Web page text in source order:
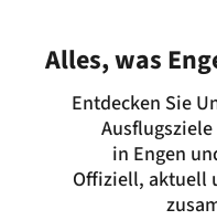
Alles, was
Entdecken Sie
in Engen
Offiziell, aktuell